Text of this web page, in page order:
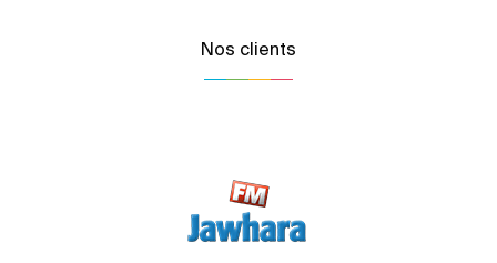
Nos clients